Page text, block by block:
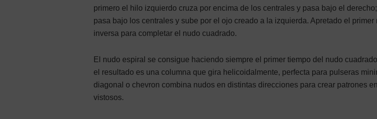
primero el hilo izquierdo cruza por encima de los centrales y pasa bajo el
pasa bajo los centrales y sube por el ojo creado a la izquierda. Apretado el primer
inversa para completar el nudo cuadrado.
El nudo espiral se consigue haciendo siempre el primer tiempo del nudo
el resultado es una columna que gira helicoidalmente, perfecta para pulseras
diagonal o chevron combina nudos en distintas direcciones para crear patrones
vistosos.